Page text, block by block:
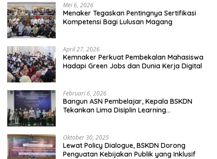
Mei 6, 2026
Menaker Tegaskan Pentingnya Sertifikasi
Kompetensi Bagi Lulusan Magang
April 27, 2026
Kemnaker Perkuat Pembekalan Mahasiswa
Hadapi Green Jobs dan Dunia Kerja Digital
Februari 6, 2026
Bangun ASN Pembelajar, Kepala BSKDN
Tekankan Lima Disiplin Learning
Oktober 30, 2025
Lewat Policy Dialogue, BSKDN Dorong
Penguatan Kebijakan Publik yang Inklusif